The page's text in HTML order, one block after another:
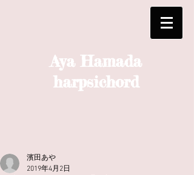
Aya Hamada
harpsichord
濱田あや
2019年4月2日